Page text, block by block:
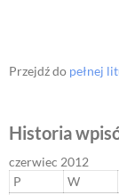
Przejdź do pełnej
Historia
czerwiec 2012
P
W